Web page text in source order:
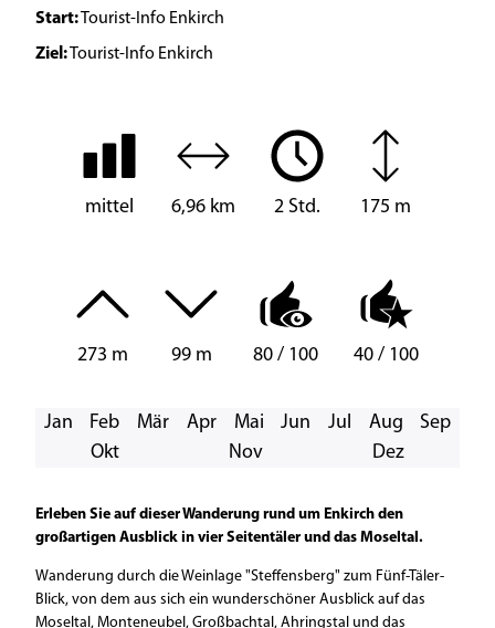
Start:Tourist-Info Enkirch
Ziel:Tourist-Info Enkirch
mittel 6,96 km 2 Std. 175 m
273 m 99 m 80 / 100 40 / 100
Jan Feb Mär Apr Mai Jun Jul Aug
Sep
Okt
Nov Dez
Erleben Sie auf dieser Wanderung rund um Enkirch den
großartigen Ausblick in vier Seitentäler und das Moseltal.
Wanderung durch die Weinlage "Steffensberg" zum Fünf-Täler-
Blick, von dem aus sich ein wunderschöner Ausblick auf das
Moseltal, Monteneubel, Großbachtal, Ahringstal und das